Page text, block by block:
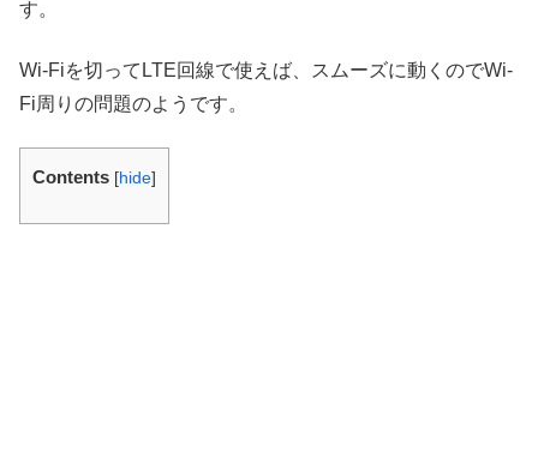
す。
Wi-Fiを切ってLTE回線で使えば、スムーズに動くのでWi-
Fi周りの問題のようです。
Contents [hide]